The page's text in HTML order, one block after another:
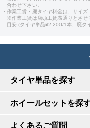
合わせ下さい。
・作業工賃・廃タイヤ料金は、サイズ
※作業工賃は店頭工賃表通りとさせ
目安:(タイヤ単品¥2,200/1本、廃タ
タイヤ単品を探す
ホイールセットを探
よくあるご質問